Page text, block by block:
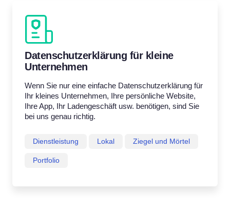
Datenschutzerklärung für kleine
Unternehmen
Wenn Sie nur eine einfache Datenschutzerklärung für
Ihr kleines Unternehmen, Ihre persönliche Website,
Ihre App, Ihr Ladengeschäft usw. benötigen, sind Sie
bei uns genau richtig.
Dienstleistung Lokal Ziegel und Mörtel
Portfolio